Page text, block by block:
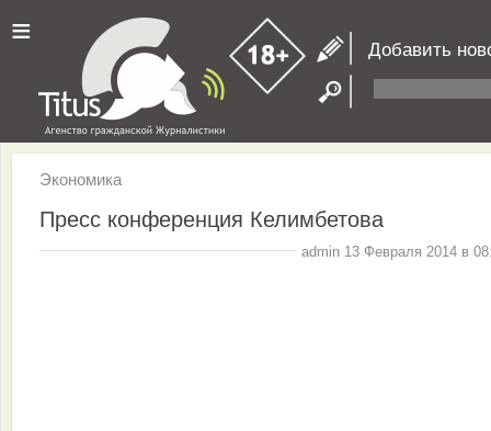
≡ Добавить
Экономика
Пресс конференция Келимбетова
admin 13 Февраля 2014 в